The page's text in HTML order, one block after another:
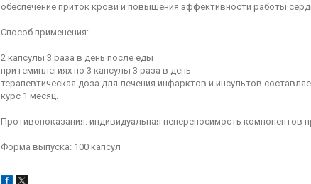
обеспечение приток крови и повышения эффективности работы
Способ применения:
2 капсулы 3 раза в день после еды
при гемиплегиях по 3 капсулы 3 раза в день
терапевтическая доза для лечения инфарктов и инсультов
курс 1 месяц.
Противопоказания: индивидуальная непереносимость компонентов
Форма выпуска: 100 капсул